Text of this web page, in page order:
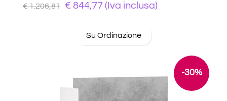
€ 1.206,81 € 844,77 (Iva inclusa)
Su Ordinazione
-30%